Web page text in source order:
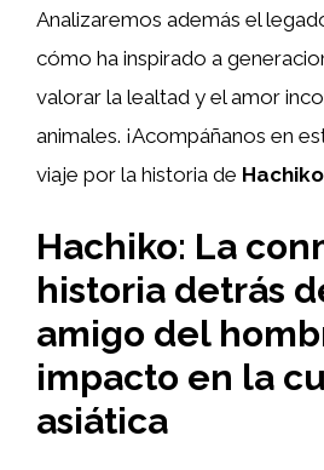
Analizaremos además el
cómo ha inspirado a
valorar la lealtad y el amor
animales. ¡Acompáñanos en
viaje por la historia de Hachiko
Hachiko: La
historia detrás
amigo del
impacto en la
asiática